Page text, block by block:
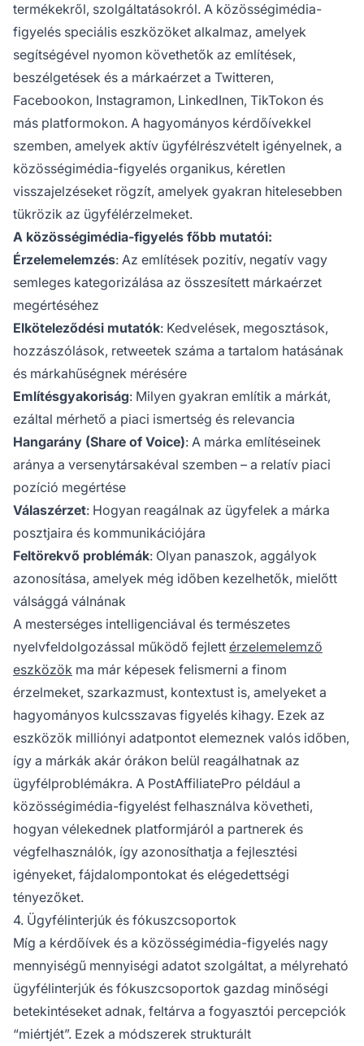
termékekről, szolgáltatásokról. A közösségimédia-
figyelés speciális eszközöket alkalmaz, amelyek
segítségével nyomon követhetők az említések,
beszélgetések és a márkaérzet a Twitteren,
Facebookon, Instagramon, LinkedInen, TikTokon és
más platformokon. A hagyományos kérdőívekkel
szemben, amelyek aktív ügyfélrészvételt igényelnek, a
közösségimédia-figyelés organikus, kéretlen
visszajelzéseket rögzít, amelyek gyakran hitelesebben
tükrözik az ügyfélérzelmeket.
A közösségimédia-figyelés főbb mutatói:
Érzelemelemzés: Az említések pozitív, negatív vagy
semleges kategorizálása az összesített márkaérzet
megértéséhez
Elköteleződési mutatók: Kedvelések, megosztások,
hozzászólások, retweetek száma a tartalom hatásának
és márkahűségnek mérésére
Említésgyakoriság: Milyen gyakran említik a márkát,
ezáltal mérhető a piaci ismertség és relevancia
Hangarány (Share of Voice): A márka említéseinek
aránya a versenytársakéval szemben – a relatív piaci
pozíció megértése
Válaszérzet: Hogyan reagálnak az ügyfelek a márka
posztjaira és kommunikációjára
Feltörekvő problémák: Olyan panaszok, aggályok
azonosítása, amelyek még időben kezelhetők, mielőtt
válsággá válnának
A mesterséges intelligenciával és természetes
nyelvfeldolgozással működő fejlett érzelemelemző
eszközök ma már képesek felismerni a finom
érzelmeket, szarkazmust, kontextust is, amelyeket a
hagyományos kulcsszavas figyelés kihagy. Ezek az
eszközök milliónyi adatpontot elemeznek valós időben,
így a márkák akár órákon belül reagálhatnak az
ügyfélproblémákra. A PostAffiliatePro például a
közösségimédia-figyelést felhasználva követheti,
hogyan vélekednek platformjáról a partnerek és
végfelhasználók, így azonosíthatja a fejlesztési
igényeket, fájdalompontokat és elégedettségi
tényezőket.
4. Ügyfélinterjúk és fókuszcsoportok
Míg a kérdőívek és a közösségimédia-figyelés nagy
mennyiségű mennyiségi adatot szolgáltat, a mélyreható
ügyfélinterjúk és fókuszcsoportok gazdag minőségi
betekintéseket adnak, feltárva a fogyasztói percepciók
“miértjét”. Ezek a módszerek strukturált